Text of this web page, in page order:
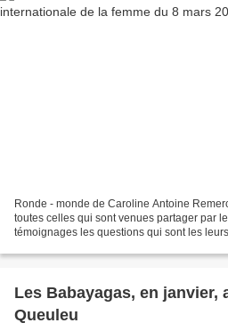
Ronde - monde de Caroline Antoine
toutes celles qui sont venues partager par
témoignages les questions qui sont les
Les Babayagas, en janvier, au Centre Culturel de
Queuleu